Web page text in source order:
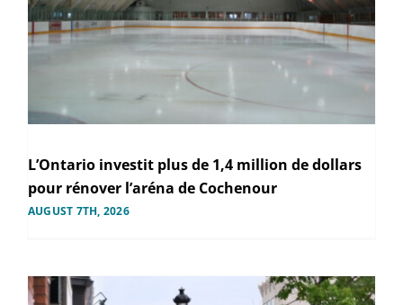
L’Ontario investit plus de 1,4 million de dollars
pour rénover l’aréna de Cochenour
AUGUST 7TH, 2026